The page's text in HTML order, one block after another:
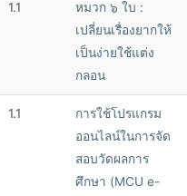
1.1
หมวก ๖ ใบ :
เปลี่ยนเรื่องยากให้
เป็นง่ายใช้แต่ง
กลอน
1.1
การใช้โปรแกรม
ออนไลน์ในการจัด
สอบวัดผลการ
ศึกษา (MCU e-